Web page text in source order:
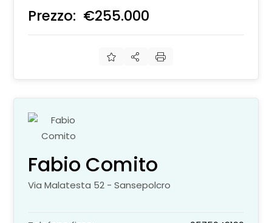
Prezzo: €255.000
Fabio Comito
Via Malatesta 52 - Sansepolcro